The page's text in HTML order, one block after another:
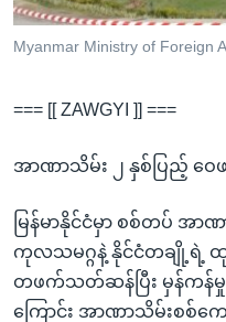
ကျော်
ကြည့်
ရှာဖွေ
နေရာ
ကျော်
ရန်
Myanmar Ministry of Foreign
=== [[ ZAWGYI ]] ===
အာဏာသိမ်း ၂ နှစ်ပြည့် ဝ
မြန်မာနိုင်ငံမှာ စစ်တပ် အ
ကုလသမဂ္ဂနဲ့ နိုင်ငံတချို့ရဲ့
တဖက်သတ်ဆန်ပြီး မှန်က
ကြောင်း အာဏာသိမ်းစစ်ကေ